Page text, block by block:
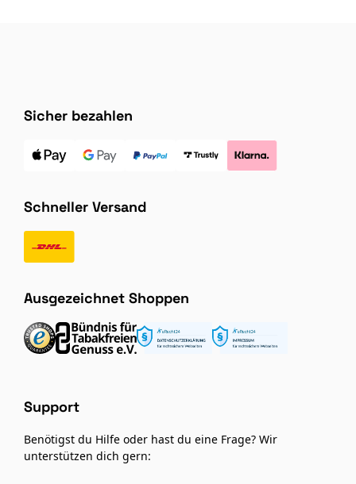
Sicher bezahlen
Schneller Versand
Ausgezeichnet Shoppen
Support
Benötigst du Hilfe oder hast du eine Frage? Wir
unterstützen dich gern: